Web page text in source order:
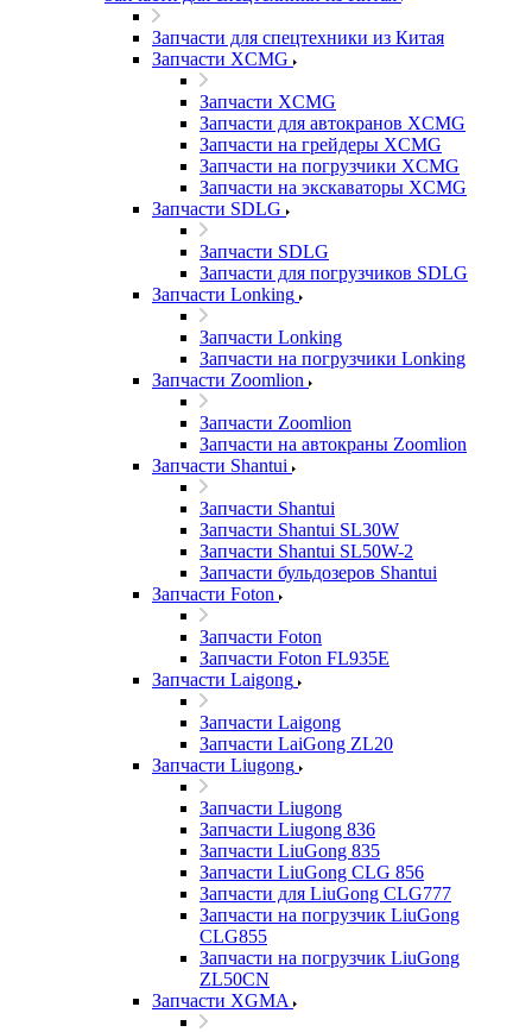
Запчасти для спецтехники из Китая
Запчасти XCMG
Запчасти XCMG
Запчасти для автокранов XCMG
Запчасти на грейдеры XCMG
Запчасти на погрузчики XCMG
Запчасти на экскаваторы XCMG
Запчасти SDLG
Запчасти SDLG
Запчасти для погрузчиков SDLG
Запчасти Lonking
Запчасти Lonking
Запчасти на погрузчики Lonking
Запчасти Zoomlion
Запчасти Zoomlion
Запчасти на автокраны Zoomlion
Запчасти Shantui
Запчасти Shantui
Запчасти Shantui SL30W
Запчасти Shantui SL50W-2
Запчасти бульдозеров Shantui
Запчасти Foton
Запчасти Foton
Запчасти Foton FL935E
Запчасти Laigong
Запчасти Laigong
Запчасти LaiGong ZL20
Запчасти Liugong
Запчасти Liugong
Запчасти Liugong 836
Запчасти LiuGong 835
Запчасти LiuGong CLG 856
Запчасти для LiuGong CLG777
Запчасти на погрузчик LiuGong
CLG855
Запчасти на погрузчик LiuGong
ZL50CN
Запчасти XGMA